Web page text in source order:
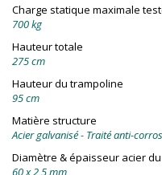
Charge statique maximale
700 kg
Hauteur totale
275 cm
Hauteur du trampoline
95 cm
Matière structure
Acier galvanisé - Traité anti-
Diamètre & épaisseur acier
60 x 2,5 mm